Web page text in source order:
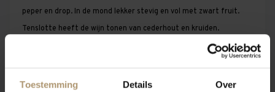
Toestemming Details Over
peper en drop. In de mond lekker stevig en vol met zwart fruit.
Tenslotte heeft de wijn tonen van cederhout en kruiden.
Heerlijk in combinatie met gegrilde kip- en vleesgerechten en
diverse kazen.